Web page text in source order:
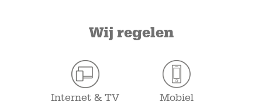
Wij regelen
Internet & TV Mobiel